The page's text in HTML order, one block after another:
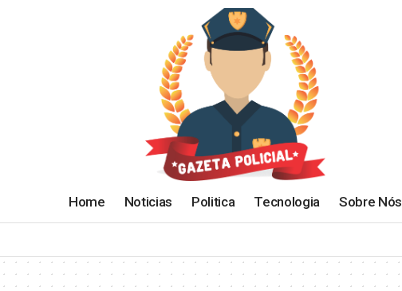
Home Noticias Politica Tecnologia Sobre Nós